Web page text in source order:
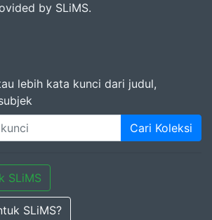
by SLiMS.
lebih kata kunci dari judul,
Cari Koleksi
SLiMS
SLiMS?